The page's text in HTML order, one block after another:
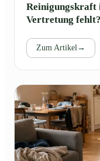
Reinigungskraft
Vertretung fehlt?
Zum Artikel →